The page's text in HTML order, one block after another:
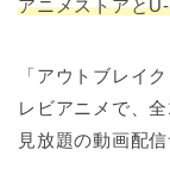
アニメストアと
「アウトブレイ
レビアニメで、
見放題の動画配